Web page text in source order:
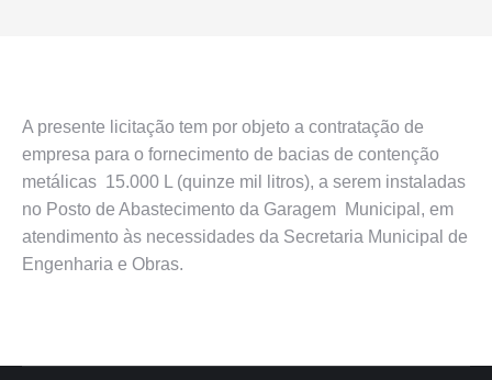
A presente licitação tem por objeto a contratação de
empresa para o fornecimento de bacias de contenção
metálicas 15.000 L (quinze mil litros), a serem instaladas
no Posto de Abastecimento da Garagem Municipal, em
atendimento às necessidades da Secretaria Municipal de
Engenharia e Obras.